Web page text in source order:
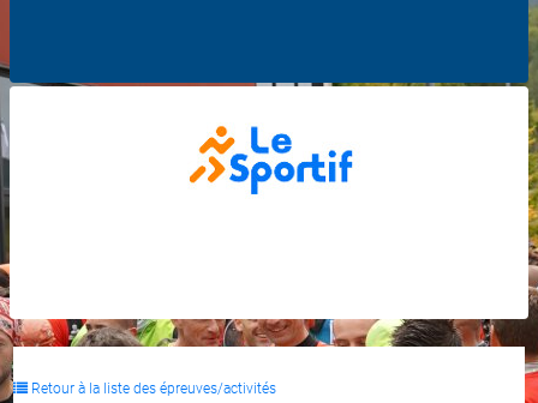
Retour à la liste des épreuves/activités